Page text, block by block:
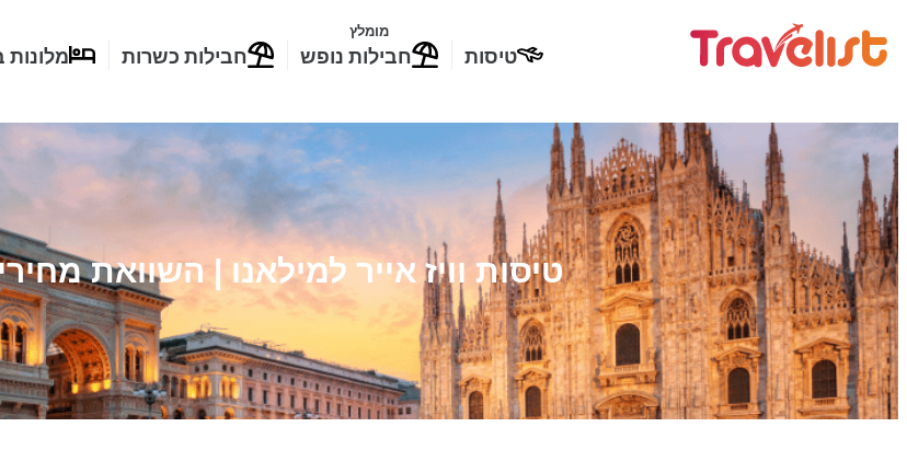
טיסות
מומלץ
חבילות נופש חבילות כשרות מלונות
טיסות וויז אייר למילאנו | השוואת